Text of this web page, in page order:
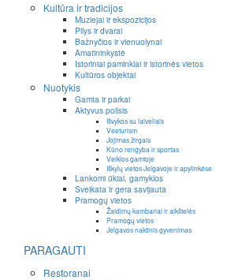
Kultūra ir tradicijos
Muziejai ir ekspozicijos
Pilys ir dvarai
Bažnyčios ir vienuolynai
Amatininkystė
Istoriniai paminklai ir istorinės vietos
Kultūros objektai
Nuotykis
Gamta ir parkai
Aktyvus poilsis
Išvykos su laiveliais
Veeturism
Jojimas žirgais
Kūno rengyba ir sportas
Veiklos gamtoje
Iškylų vietos Jelgavoje ir apylinkėse
Lankomi ūkiai, gamyklos
Sveikata ir gera savijauta
Pramogų vietos
Žaidimų kambariai ir aikštelės
Pramogų vietos
Jelgavos naktinis gyvenimas
PARAGAUTI
Restoranai